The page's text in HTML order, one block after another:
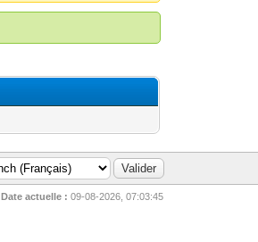
Date actuelle : 09-08-2026, 07:03:45